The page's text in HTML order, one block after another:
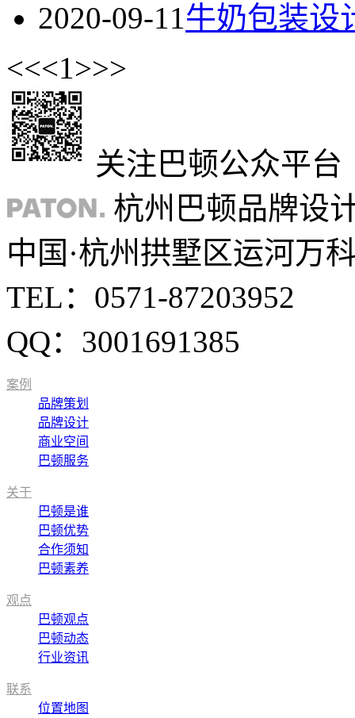
2020-09-11牛奶包装设
<<<1>>>
关注巴顿公众平台
杭州巴顿品牌设
中国·杭州拱墅区运河万
TEL：0571-87203952
QQ：3001691385
案例
品牌策划
品牌设计
商业空间
巴顿服务
关于
巴顿是谁
巴顿优势
合作须知
巴顿素养
观点
巴顿观点
巴顿动态
行业资讯
联系
位置地图